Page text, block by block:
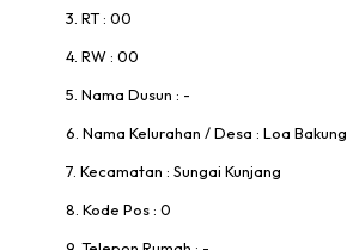
3. RT : 00
4. RW : 00
5. Nama Dusun : -
6. Nama Kelurahan / Desa : Loa Bakung
7. Kecamatan : Sungai Kunjang
8. Kode Pos : 0